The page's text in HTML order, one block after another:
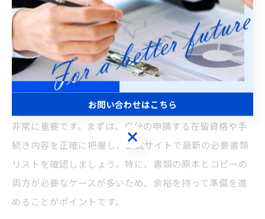
につながります。急な予定変更が生じた場合は、必ずキ
ャンセル処理を行い、他の申請者のためにも枠を空ける
配慮が求められます。
ビザ申請予約時に役立つ事前準備のコツ
ビザ申請予約をスムーズに進めるためには、事前準備が
非常に重要です。まずは、自分の申請する在留資格や手
続き内容を正確に把握し、公式サイトで最新の必要書類
リストを確認しましょう。特に、書類の原本とコピーの
両方が必要なケースが多いため、余裕を持って準備を進
めることがポイントです。
お問い合わせはこちら
お問い合わせはこちら